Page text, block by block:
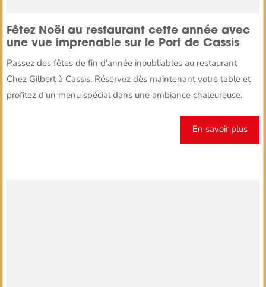
Fêtez Noël au restaurant cette année avec
une vue imprenable sur le Port de Cassis
Passez des fêtes de fin d'année inoubliables au restaurant
Chez Gilbert à Cassis. Réservez dès maintenant votre table et
profitez d’un menu spécial dans une ambiance chaleureuse.
En savoir plus